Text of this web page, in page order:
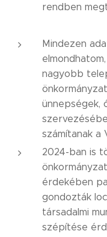
rendben
Mindezen
nagyobb
ünnepségek,
számítanak a
2024-ban is
érdekében
gondozták
társadalmi
szépítése